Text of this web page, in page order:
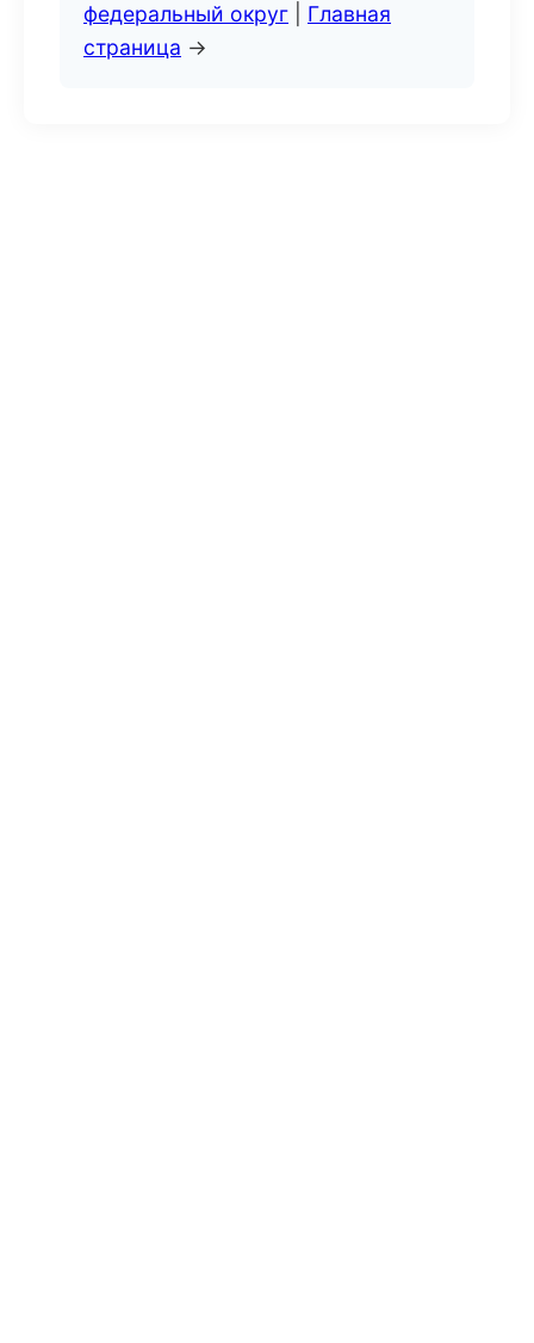
федеральный округ
Главная
страница →